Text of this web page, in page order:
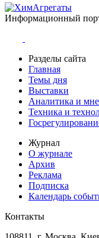
Информационный
Разделы сайта
Главная
Темы дня
Выставки
Аналитика и
Техника и
Журнал
О журнале
Архив
Реклама
Подписка
Календарь
Контакты